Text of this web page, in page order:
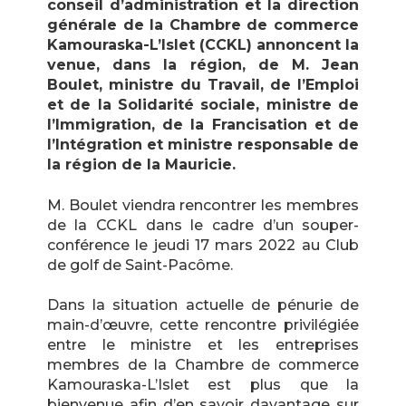
conseil d’administration et la direction
générale de la Chambre de commerce
Kamouraska-L’Islet (CCKL) annoncent la
venue, dans la région, de M. Jean
Boulet, ministre du Travail, de l’Emploi
et de la Solidarité sociale, ministre de
l’Immigration, de la Francisation et de
l’Intégration et ministre responsable de
la région de la Mauricie.
M. Boulet viendra rencontrer les membres
de la CCKL dans le cadre d’un souper-
conférence le jeudi 17 mars 2022 au Club
de golf de Saint-Pacôme.
Dans la situation actuelle de pénurie de
main-d’œuvre, cette rencontre privilégiée
entre le ministre et les entreprises
membres de la Chambre de commerce
Kamouraska-L’Islet est plus que la